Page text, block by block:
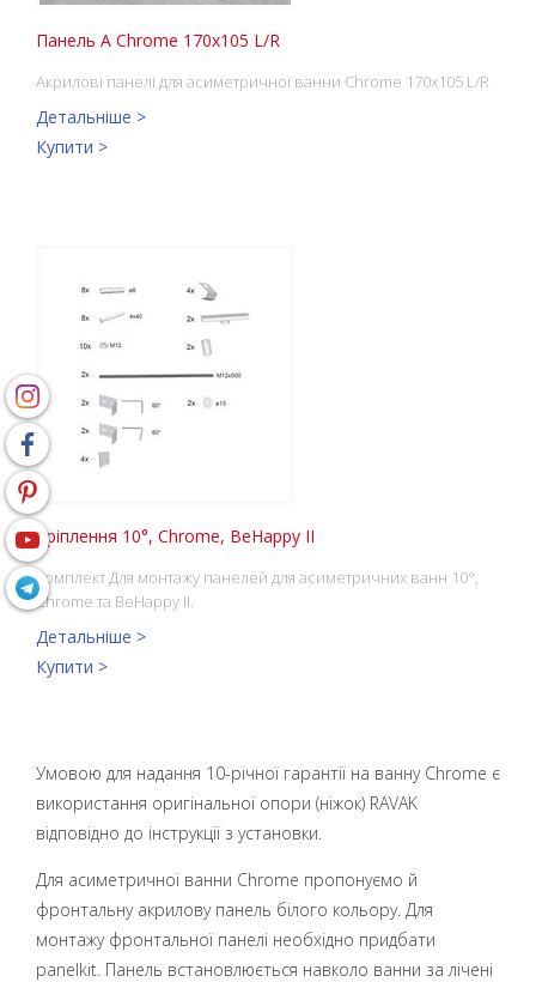
Панель A Chrome 170x105 L/R
Акрилові панелі для асиметричної ванни Chrome 170x105 L/R
Детальніше >
Купити >
Кріплення 10°, Chrome, BeHappy II
Комплект Для монтажу панелей для асиметричних ванн 10°,
Chrome та BeHappy II.
Детальніше >
Купити >
Умовою для надання 10-річної гарантії на ванну Chrome є
використання оригінальної опори (ніжок) RAVAK
відповідно до інструкції з установки.
Для асиметричної ванни Chrome пропонуємо й
фронтальну акрилову панель білого кольору. Для
монтажу фронтальної панелі необхідно придбати
panelkit. Панель встановлюється навколо ванни за лічені